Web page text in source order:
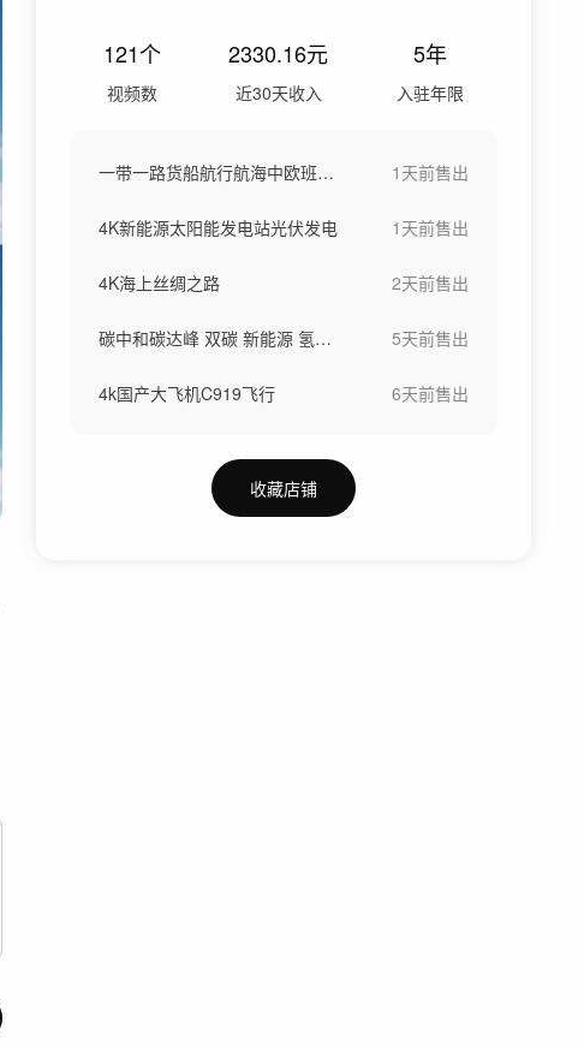
121个
视频数
2330.16元
近30天收入
5年
入驻年限
一带一路货船航行航海中欧班列海上丝绸之路 1天前售出
4K新能源太阳能发电站光伏发电 1天前售出
4K海上丝绸之路 2天前售出
碳中和碳达峰 双碳 新能源 氢能源 5天前售出
4k国产大飞机C919飞行 6天前售出
收藏店铺